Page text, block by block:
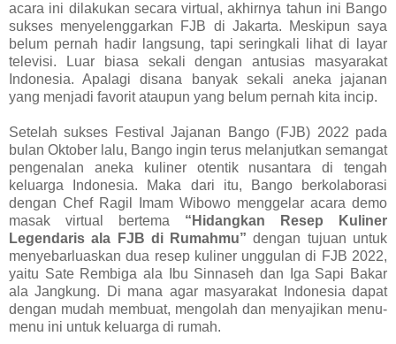
acara ini dilakukan secara virtual, akhirnya tahun ini Bango
sukses menyelenggarkan FJB di Jakarta. Meskipun saya
belum pernah hadir langsung, tapi seringkali lihat di layar
televisi. Luar biasa sekali dengan antusias masyarakat
Indonesia. Apalagi disana banyak sekali aneka jajanan
yang menjadi favorit ataupun yang belum pernah kita incip.
Setelah sukses Festival Jajanan Bango (FJB) 2022 pada
bulan Oktober lalu, Bango ingin terus melanjutkan semangat
pengenalan aneka kuliner otentik nusantara di tengah
keluarga Indonesia. Maka dari itu, Bango berkolaborasi
dengan Chef Ragil Imam Wibowo menggelar acara demo
masak virtual bertema “Hidangkan Resep Kuliner
Legendaris ala FJB di Rumahmu” dengan tujuan untuk
menyebarluaskan dua resep kuliner unggulan di FJB 2022,
yaitu Sate Rembiga ala Ibu Sinnaseh dan Iga Sapi Bakar
ala Jangkung. Di mana agar masyarakat Indonesia dapat
dengan mudah membuat, mengolah dan menyajikan menu-
menu ini untuk keluarga di rumah.